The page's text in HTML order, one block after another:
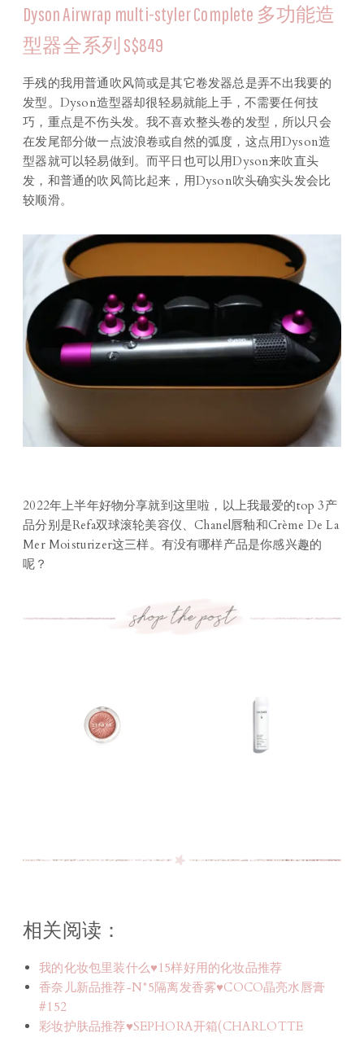
Dyson Airwrap multi-styler Complete 多功能造
型器全系列 S$849
手残的我用普通吹风筒或是其它卷发器总是弄不出我要的
发型。Dyson造型器却很轻易就能上手，不需要任何技
巧，重点是不伤头发。我不喜欢整头卷的发型，所以只会
在发尾部分做一点波浪卷或自然的弧度，这点用Dyson造
型器就可以轻易做到。而平日也可以用Dyson来吹直头
发，和普通的吹风筒比起来，用Dyson吹头确实头发会比
较顺滑。
2022年上半年好物分享就到这里啦，以上我最爱的top 3产
品分别是Refa双球滚轮美容仪、Chanel唇釉和Crème De La
Mer Moisturizer这三样。有没有哪样产品是你感兴趣的
呢？
相关阅读：
我的化妆包里装什么♥15样好用的化妆品推荐
香奈儿新品推荐-N°5隔离发香雾♥COCO晶亮水唇膏
#152
彩妆护肤品推荐♥SEPHORA开箱(CHARLOTTE